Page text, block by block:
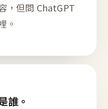
，但問 ChatGPT
。
誰。